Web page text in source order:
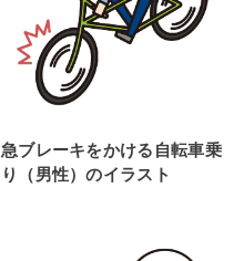
急ブレーキをかける自転車乗
り（男性）のイラスト